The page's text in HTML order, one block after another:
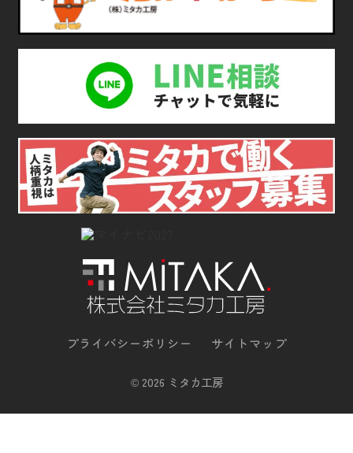
プライバシーポリシー サイトマップ
©2026 ミタカ工房